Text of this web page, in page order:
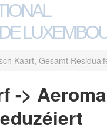
Kaart, Gesamt
->